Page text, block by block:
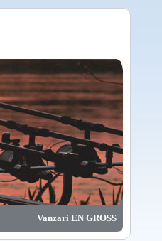
Vanzari EN GROSS